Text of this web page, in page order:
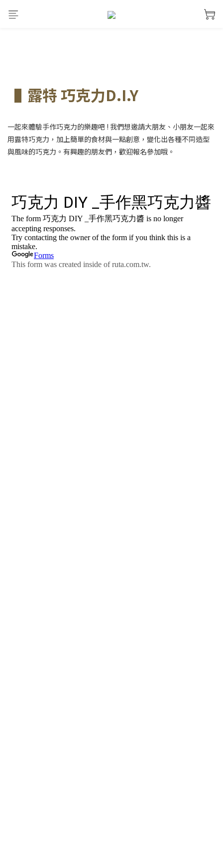
▐ 露特 巧克力D.I.Y
一起來體驗手作巧克力的樂趣吧 ! 我們想邀請大朋友、小朋友一起來
用露特巧克力，加上簡單的食材與一點創意，變化出各種不同造型
與風味的巧克力。有興趣的朋友們，歡迎報名參加哦。